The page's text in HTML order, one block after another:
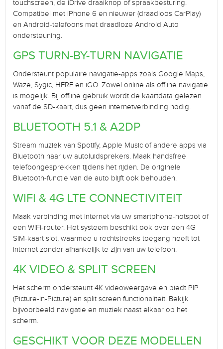
touchscreen, de iDrive draaiknop of spraakbesturing.
Compatibel met iPhone 6 en nieuwer (draadloos CarPlay)
en Android-telefoons met draadloze Android Auto
ondersteuning.
GPS TURN-BY-TURN NAVIGATIE
Ondersteunt populaire navigatie-apps zoals Google Maps,
Waze, Sygic, HERE en iGO. Zowel online als offline navigatie
is mogelijk. Bij offline gebruik wordt de kaartdata gelezen
vanaf de SD-kaart, dus geen internetverbinding nodig.
BLUETOOTH 5.1 & A2DP
Stream muziek van Spotify, Apple Music of andere apps via
Bluetooth naar uw autoluidsprekers. Maak handsfree
telefoongesprekken tijdens het rijden. De originele
Bluetooth-functie van de auto blijft ook behouden.
WIFI & 4G LTE CONNECTIVITEIT
Maak verbinding met internet via uw smartphone-hotspot of
een WiFi-router. Het systeem beschikt ook over een 4G
SIM-kaart slot, waarmee u rechtstreeks toegang heeft tot
internet zonder afhankelijk te zijn van uw telefoon.
4K VIDEO & SPLIT SCREEN
Het scherm ondersteunt 4K videoweergave en biedt PIP
(Picture-in-Picture) en split screen functionaliteit. Bekijk
bijvoorbeeld navigatie en muziek naast elkaar op het
scherm.
GESCHIKT VOOR DEZE MODELLEN